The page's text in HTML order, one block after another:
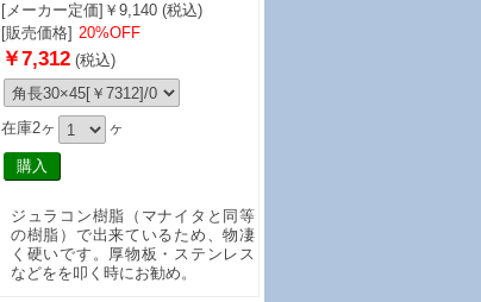
[メーカー定価]￥9,140 (税込)
[販売価格] 20%OFF
￥7,312(税込)
在庫2ヶ ヶ
ジュラコン樹脂（マナイタと同等
の樹脂）で出来ているため、物凄
く硬いです。厚物板・ステンレス
などをを叩く時にお勧め。